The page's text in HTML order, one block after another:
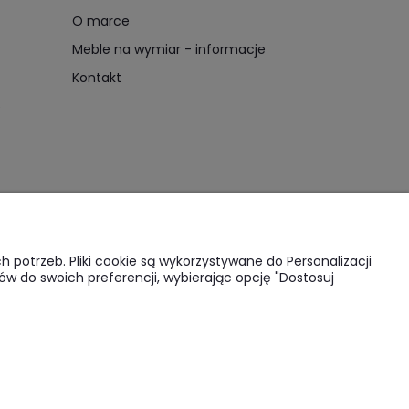
O marce
Meble na wymiar - informacje
Kontakt
integralności strukturalnej, której inne materiały
Pliki cookie są wykorzystywane do Personalizacji
do swoich preferencji, wybierając opcję "Dostosuj